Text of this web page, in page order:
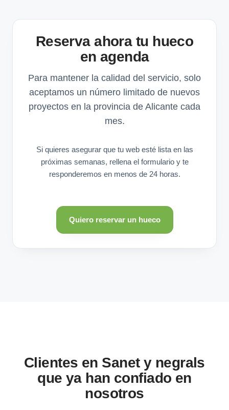
Reserva ahora tu hueco
en agenda
Para mantener la calidad del servicio, solo
aceptamos un número limitado de nuevos
proyectos en la provincia de Alicante cada
mes.
Si quieres asegurar que tu web esté lista en las
próximas semanas, rellena el formulario y te
responderemos en menos de 24 horas.
Quiero reservar un hueco
Clientes en Sanet y negrals
que ya han confiado en
nosotros